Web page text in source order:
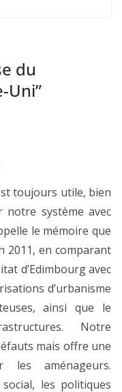
du
Uni”
toujours utile, bien
notre système avec
le mémoire que
2011, en comparant
d’Edimbourg avec
d’urbanisme
ainsi que le
Notre
mais offre une
les aménageurs.
les politiques